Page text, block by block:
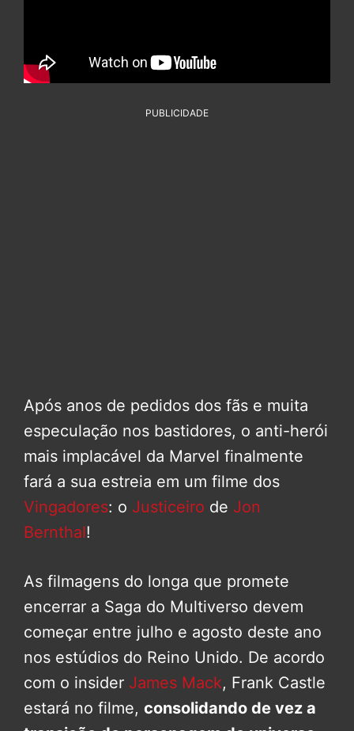
PUBLICIDADE
Após anos de pedidos dos fãs e muita
especulação nos bastidores, o anti-herói
mais implacável da Marvel finalmente
fará a sua estreia em um filme dos
Vingadores: o Justiceiro de Jon
Bernthal!
As filmagens do longa que promete
encerrar a Saga do Multiverso devem
começar entre julho e agosto deste ano
nos estúdios do Reino Unido. De acordo
com o insider James Mack, Frank Castle
estará no filme, consolidando de vez a